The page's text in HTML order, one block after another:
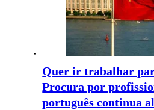
Quer ir trabalhar
Procura por
português continua